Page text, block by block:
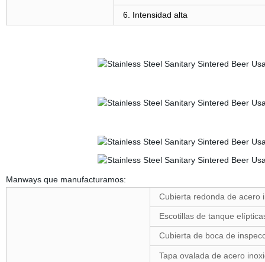
6. Intensidad alta
Manways que manufacturamos:
Cubierta redonda de acero
Escotillas de tanque
Cubierta de boca de
Tapa ovalada de acero